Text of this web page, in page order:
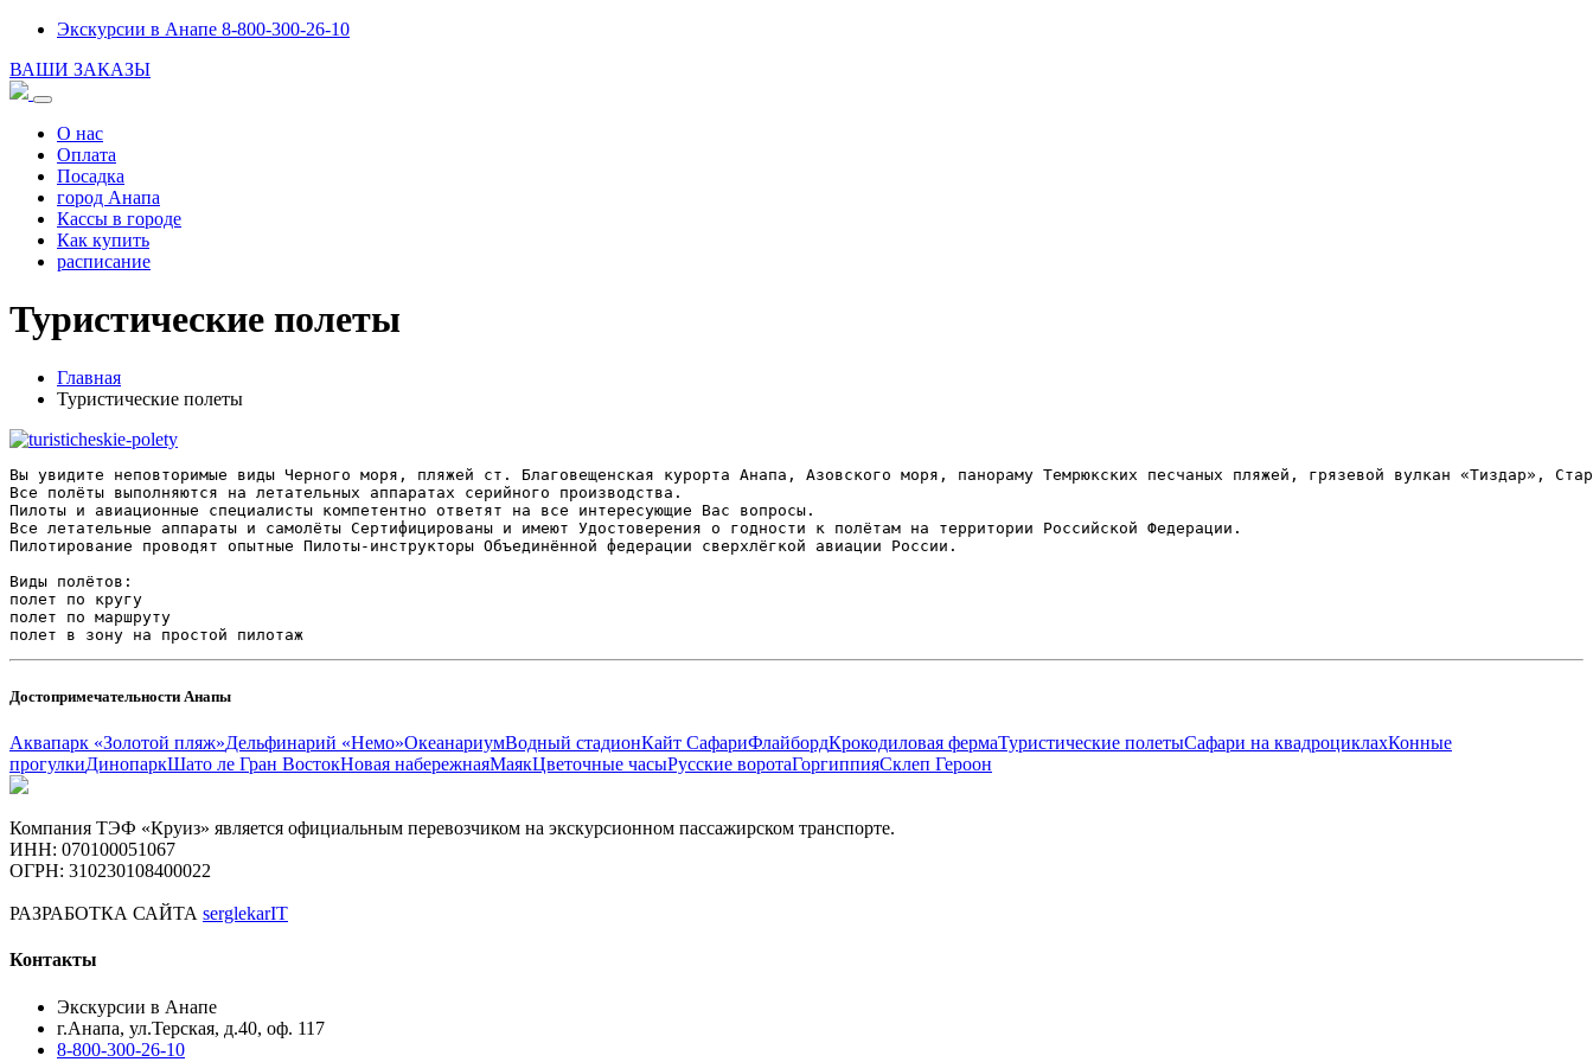
Экскурсии в Анапе 8-800-300-26-10
ВАШИ ЗАКАЗЫ
О нас
Оплата
Посадка
город Анапа
Кассы в городе
Как купить
расписание
Туристические полеты
Главная
Туристические полеты
Вы увидите неповторимые виды Черного моря, пляжей ст. Благовещенская курорта Анапа, Азовского моря, панораму Темрюкских песчаных пляжей, грязевой вулкан «Тиздар»,
Все полёты выполняются на летательных аппаратах серийного производства.
Пилоты и авиационные специалисты компетентно ответят на все интересующие Вас вопросы.
Все летательные аппараты и самолёты Сертифицированы и имеют Удостоверения о годности к полётам на территории Российской Федерации.
Пилотирование проводят опытные Пилоты-инструкторы Объединённой федерации сверхлёгкой авиации России.
Виды полётов:
полет по кругу
полет по маршруту
полет в зону на простой пилотаж
Достопримечательности Анапы
Аквапарк «Золотой пляж»Дельфинарий «Немо»ОкеанариумВодный стадионКайт СафариФлайбордКрокодиловая фермаТуристические полетыCафари на квадроциклахКонные
прогулкиДинопаркШато ле Гран ВостокНовая набережнаяМаякЦветочные часыРусские воротаГоргиппияСклеп Героон
Компания ТЭФ «Круиз» является официальным перевозчиком на экскурсионном пассажирском транспорте.
ИНН: 070100051067
ОГРН: 310230108400022
РАЗРАБОТКА САЙТА serglekarIT
Контакты
Экскурсии в Анапе
г.Анапа, ул.Терская, д.40, оф. 117
8-800-300-26-10